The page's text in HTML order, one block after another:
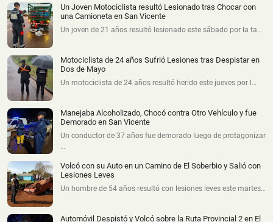
Un Joven Motociclista resultó Lesionado tras Chocar con
una Camioneta en San Vicente
Un joven de 21 años resultó lesionado este sábado por la ta…
Motociclista de 24 años Sufrió Lesiones tras Despistar en
Dos de Mayo
Un motociclista de 24 años resultó herido este jueves por l…
Manejaba Alcoholizado, Chocó contra Otro Vehículo y fue
Demorado en San Vicente
Un conductor de 37 años fue demorado luego de protagonizar
…
Volcó con su Auto en un Camino de El Soberbio y Salió con
Lesiones Leves
Un hombre de 54 años resultó con lesiones leves este martes…
Automóvil Despistó y Volcó sobre la Ruta Provincial 2 en El